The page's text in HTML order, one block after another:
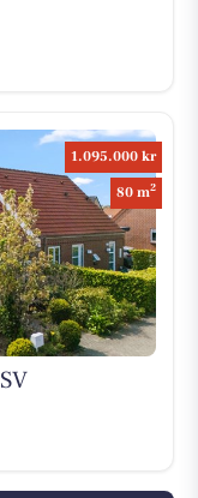
1.095.000 kr
80 m2